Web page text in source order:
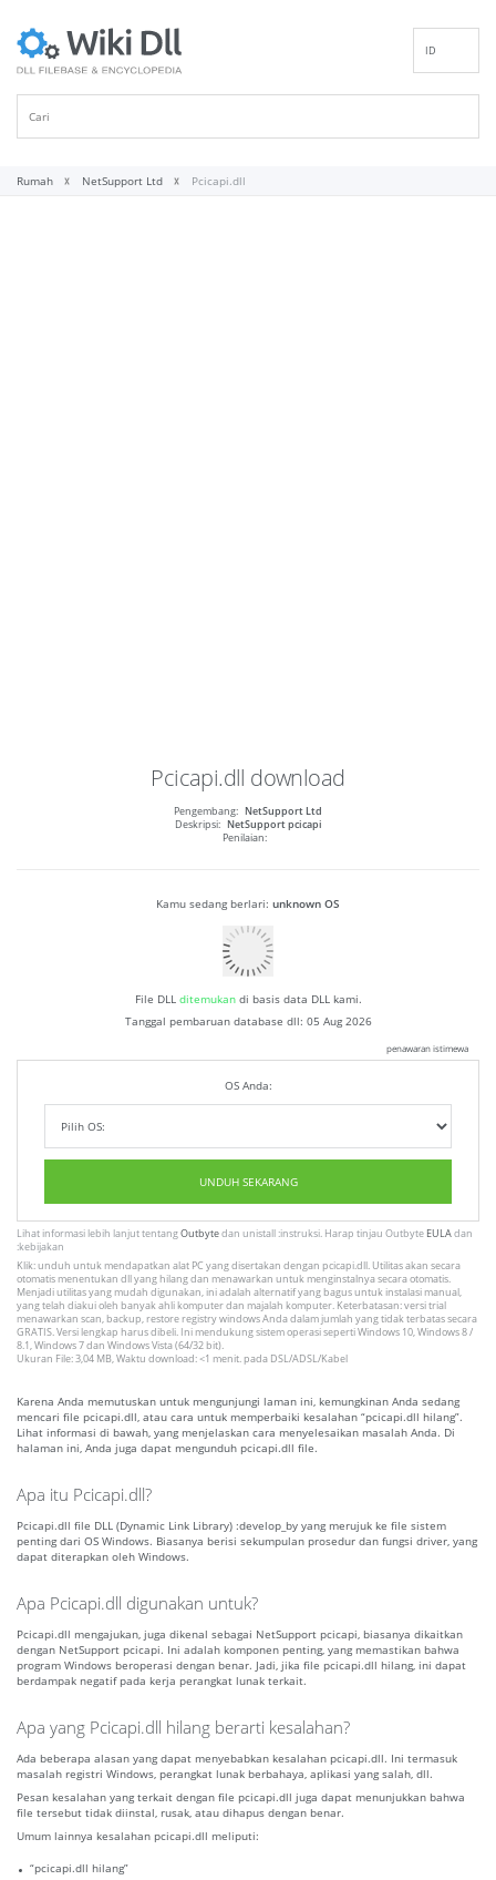
ID
Rumah NetSupport Ltd Pcicapi.dll
Pcicapi.dll download
Pengembang: NetSupport Ltd
Deskripsi: NetSupport pcicapi
Penilaian:
Kamu sedang berlari: unknown OS
File DLL ditemukandi basis data DLL kami.
Tanggal pembaruan database dll: 05 Aug 2026
penawaran istimewa
OS Anda:
UNDUH SEKARANG
Lihat informasi lebih lanjut tentangOutbytedan unistall :instruksi. Harap tinjau Outbyte EULAdan
:kebijakan
Klik: unduh untuk mendapatkan alat PC yang disertakan dengan pcicapi.dll. Utilitas akan secara
otomatis menentukan dll yang hilang dan menawarkan untuk menginstalnya secara otomatis.
Menjadi utilitas yang mudah digunakan, ini adalah alternatif yang bagus untuk instalasi manual,
yang telah diakui oleh banyak ahli komputer dan majalah komputer. Keterbatasan: versi trial
menawarkan scan, backup, restore registry windows Anda dalam jumlah yang tidak terbatas secara
GRATIS. Versi lengkap harus dibeli. Ini mendukung sistem operasi seperti Windows 10, Windows 8 /
8.1, Windows 7 dan Windows Vista (64/32 bit).
Ukuran File: 3,04 MB, Waktu download: <1 menit. pada DSL/ADSL/Kabel
Karena Anda memutuskan untuk mengunjungi laman ini, kemungkinan Anda sedang
mencari file pcicapi.dll, atau cara untuk memperbaiki kesalahan “pcicapi.dll hilang”.
Lihat informasi di bawah, yang menjelaskan cara menyelesaikan masalah Anda. Di
halaman ini, Anda juga dapat mengunduh pcicapi.dll file.
Apa itu Pcicapi.dll?
Pcicapi.dll file DLL (Dynamic Link Library) :develop_by yang merujuk ke file sistem
penting dari OS Windows. Biasanya berisi sekumpulan prosedur dan fungsi driver, yang
dapat diterapkan oleh Windows.
Apa Pcicapi.dll digunakan untuk?
Pcicapi.dll mengajukan, juga dikenal sebagai NetSupport pcicapi, biasanya dikaitkan
dengan NetSupport pcicapi. Ini adalah komponen penting, yang memastikan bahwa
program Windows beroperasi dengan benar. Jadi, jika file pcicapi.dll hilang, ini dapat
berdampak negatif pada kerja perangkat lunak terkait.
Apa yang Pcicapi.dll hilang berarti kesalahan?
Ada beberapa alasan yang dapat menyebabkan kesalahan pcicapi.dll. Ini termasuk
masalah registri Windows, perangkat lunak berbahaya, aplikasi yang salah, dll.
Pesan kesalahan yang terkait dengan file pcicapi.dll juga dapat menunjukkan bahwa
file tersebut tidak diinstal, rusak, atau dihapus dengan benar.
Umum lainnya kesalahan pcicapi.dll meliputi:
“pcicapi.dll hilang”